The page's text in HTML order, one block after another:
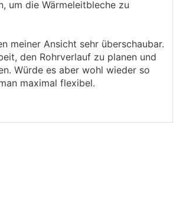
um die Wärmeleitbleche zu
meiner Ansicht sehr überschaubar.
den Rohrverlauf zu planen und
Würde es aber wohl wieder so
maximal flexibel.